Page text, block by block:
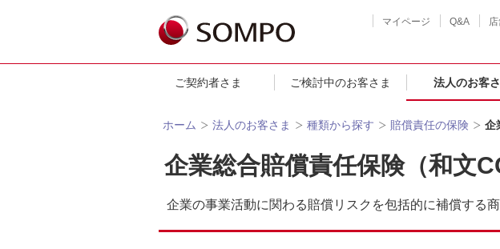
マイページ Q&A
ご契約者さま ご検討中のお客さま 法人のお客
ホーム 法人のお客さま 種類から探す 賠償責任の保険 企
企業総合賠償責任保険（和文
企業の事業活動に関わる賠償リスクを包括的に補償する商